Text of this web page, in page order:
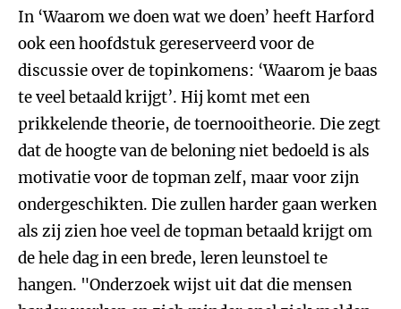
In ‘Waarom we doen wat we doen’ heeft Harford
ook een hoofdstuk gereserveerd voor de
discussie over de topinkomens: ‘Waarom je baas
te veel betaald krijgt’. Hij komt met een
prikkelende theorie, de toernooitheorie. Die zegt
dat de hoogte van de beloning niet bedoeld is als
motivatie voor de topman zelf, maar voor zijn
ondergeschikten. Die zullen harder gaan werken
als zij zien hoe veel de topman betaald krijgt om
de hele dag in een brede, leren leunstoel te
hangen. "Onderzoek wijst uit dat die mensen